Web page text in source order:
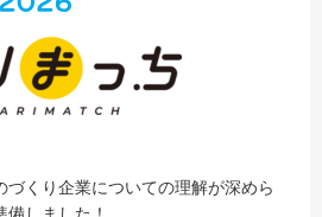
づくり企業についての理解が深めら